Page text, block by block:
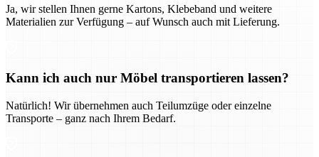
Ja, wir stellen Ihnen gerne Kartons, Klebeband und weitere
Materialien zur Verfügung – auf Wunsch auch mit Lieferung.
Kann ich auch nur Möbel transportieren lassen?
Natürlich! Wir übernehmen auch Teilumzüge oder einzelne
Transporte – ganz nach Ihrem Bedarf.